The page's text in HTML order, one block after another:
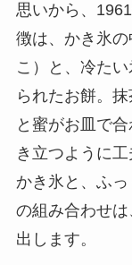
思いから、
徴は、かき氷
こ）と、冷た
られたお餅。
と蜜がお皿で
き立つように
かき氷と、ふ
の組み合わせ
出します。